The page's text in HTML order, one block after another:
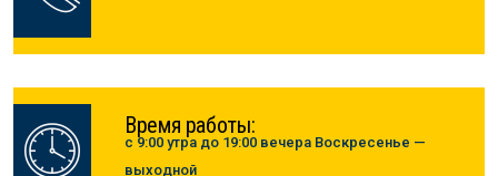
Время работы:
с 9:00 утра до 19:00 вечера Воскресенье —
выходной